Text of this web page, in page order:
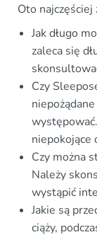
Oto
Jak długo
zaleca się
Czy
niepokojące
Czy można
Należy
wystąpić
Jakie są
ciąży,